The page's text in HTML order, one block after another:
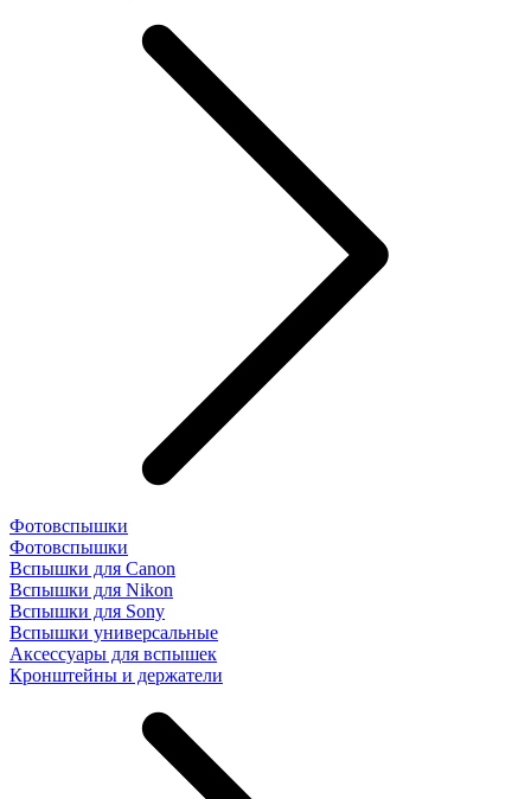
Фотовспышки
Фотовспышки
Вспышки для Canon
Вспышки для Nikon
Вспышки для Sony
Вспышки универсальные
Аксесcуары для вспышек
Кронштейны и держатели